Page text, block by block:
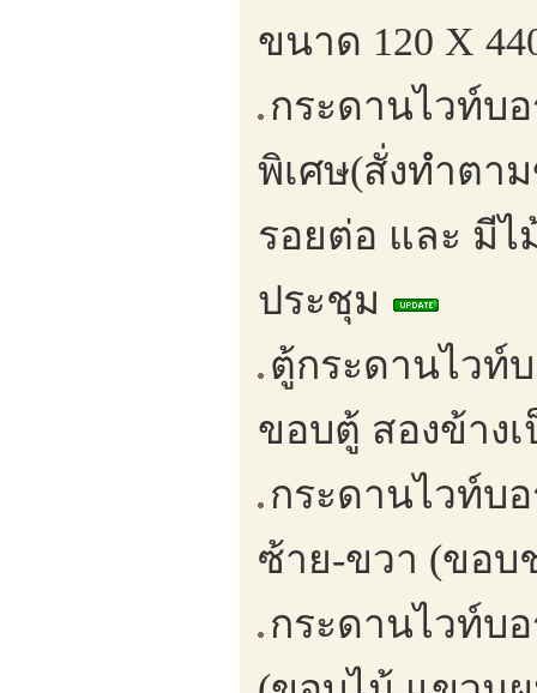
ขนาด 120 X
กระดานไวท์บ
พิเศษ(สั่งทำตา
รอยต่อ และ มีไ
ประชุม
ตู้กระดานไวท์
ขอบตู้ สองข้าง
กระดานไวท์บ
ซ้าย-ขวา (ขอบ
กระดานไวท์บ